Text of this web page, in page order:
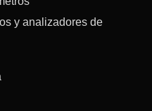
y analizadores de